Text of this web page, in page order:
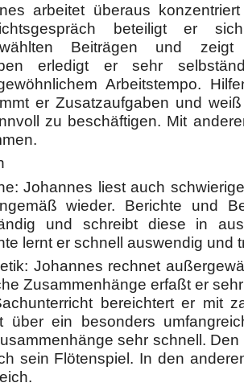
arbeitet überaus
beteiligt er
Beiträgen und zeigt
erledigt er sehr
Arbeitstempo.
er Zusatzaufgaben und
zu beschäftigen. Mit
Johannes liest auch
wieder. Berichte und
und schreibt diese in
lernt er schnell auswendig und
Johannes rechnet
Zusammenhänge erfaßt er
bereichtert er mit
über ein besonders
sehr schnell.
sein Flötenspiel. In den